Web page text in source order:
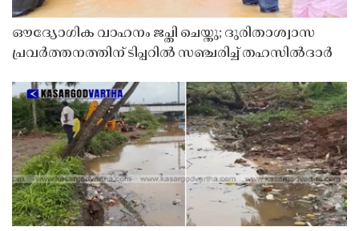
ഔദ്യോഗിക വാഹനം ജപ്തി ചെയ്തു; ദുരിതാശ്വാസ
പ്രവർത്തനത്തിന് ടിപ്പറിൽ സഞ്ചരിച്ച് തഹസിൽദാർ